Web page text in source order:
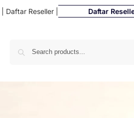
Daftar Reseller Daftar Reseller